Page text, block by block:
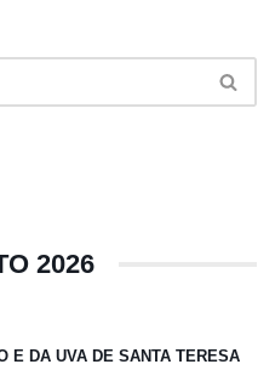
2026
E DA UVA DE SANTA TERESA